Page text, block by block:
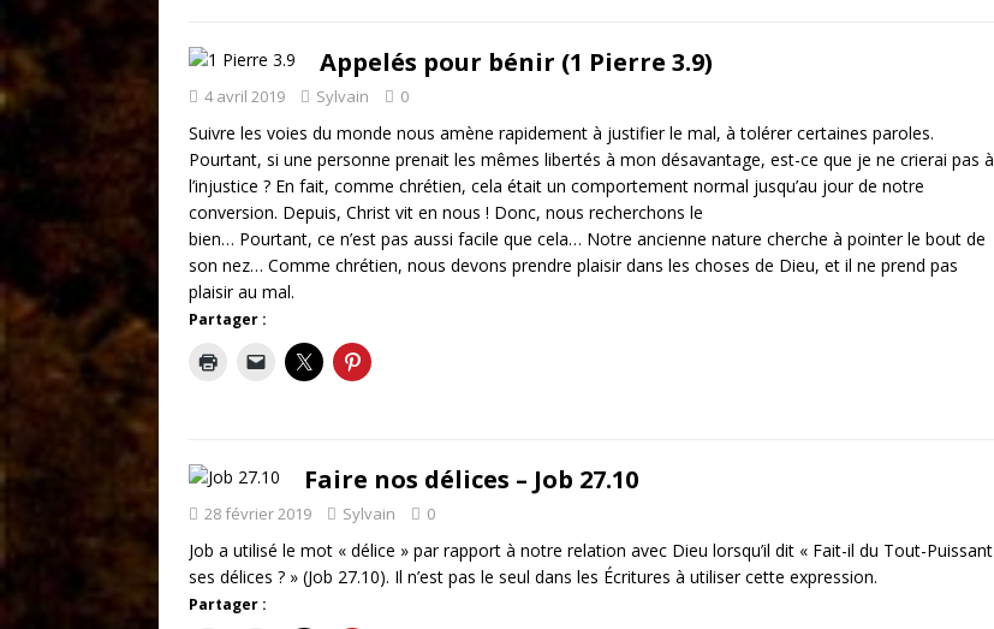
Appelés pour bénir (1 Pierre 3.9)
4 avril 2019 Sylvain 0
Suivre les voies du monde nous amène rapidement à justifier le mal, à tolérer certaines paroles.
Pourtant, si une personne prenait les mêmes libertés à mon désavantage, est-ce que je ne crierai pas à
l’injustice ? En fait, comme chrétien, cela était un comportement normal jusqu’au jour de notre
conversion. Depuis, Christ vit en nous ! Donc, nous recherchons le
bien… Pourtant, ce n’est pas aussi facile que cela… Notre ancienne nature cherche à pointer le bout de
son nez… Comme chrétien, nous devons prendre plaisir dans les choses de Dieu, et il ne prend pas
plaisir au mal.
Partager :
Faire nos délices – Job 27.10
28 février 2019 Sylvain 0
Job a utilisé le mot « délice » par rapport à notre relation avec Dieu lorsqu’il dit « Fait-il du Tout-Puissant
ses délices ? » (Job 27.10). Il n’est pas le seul dans les Écritures à utiliser cette expression.
Partager :